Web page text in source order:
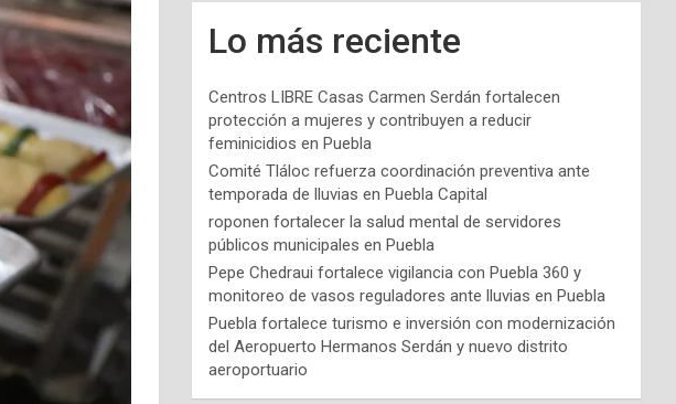
Lo más reciente
Centros LIBRE Casas Carmen Serdán fortalecen
protección a mujeres y contribuyen a reducir
feminicidios en Puebla
Comité Tláloc refuerza coordinación preventiva ante
temporada de lluvias en Puebla Capital
roponen fortalecer la salud mental de servidores
públicos municipales en Puebla
Pepe Chedraui fortalece vigilancia con Puebla 360 y
monitoreo de vasos reguladores ante lluvias en Puebla
Puebla fortalece turismo e inversión con modernización
del Aeropuerto Hermanos Serdán y nuevo distrito
aeroportuario